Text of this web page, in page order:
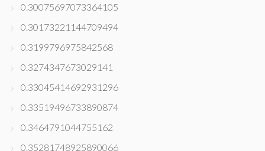
0.30075697073364105
0.30173221144709494
0.3199796975842568
0.3274347673029141
0.33045414692931296
0.33519496733890874
0.3464791044755162
0.35281748925890066